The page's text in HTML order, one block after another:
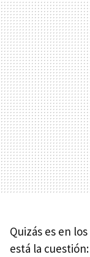
Quizás es en
está la